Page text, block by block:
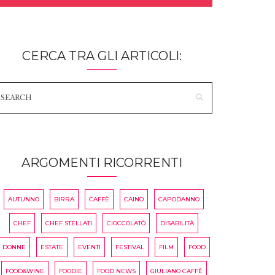
CERCA TRA GLI ARTICOLI:
ARGOMENTI RICORRENTI
AUTUNNO BIRRA CAFFÈ CAINO CAPODANNO
CHEF CHEF STELLATI CIOCCOLATÒ DISABILITÀ
DONNE ESTATE EVENTI FESTIVAL FILM FOOD
FOOD&WINE FOODIE FOOD NEWS GIULIANO CAFFÈ